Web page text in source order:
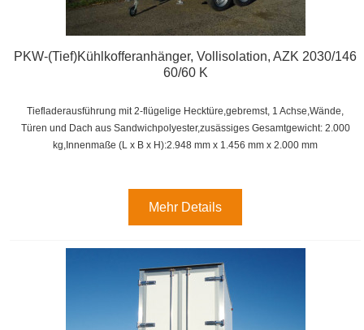
PKW-(Tief)Kühlkofferanhänger, Vollisolation, AZK 2030/146
60/60 K
Tiefladerausführung mit 2-flügelige Hecktüre,gebremst, 1 Achse,Wände,
Türen und Dach aus Sandwichpolyester,zusässiges Gesamtgewicht: 2.000
kg, Innenmaße (L x B x H):2.948 mm x 1.456 mm x 2.000 mm
Mehr Details